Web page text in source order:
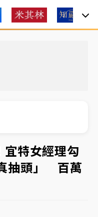
辜仲諒向法院聲請遭
上預約開賣一度塞車
抗告成功 今重開羈
3天 「紅到發紫」降
特女經理勾
抽頭」 百萬